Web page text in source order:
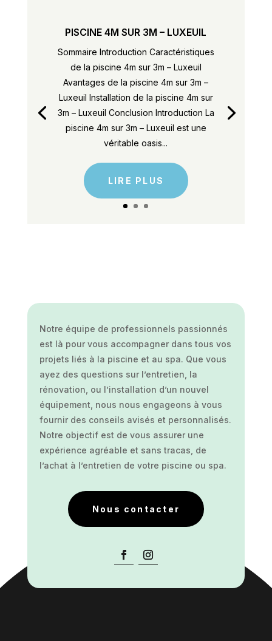
PISCINE 4M SUR 3M – LUXEUIL
Sommaire Introduction Caractéristiques
de la piscine 4m sur 3m – Luxeuil
Avantages de la piscine 4m sur 3m –
Luxeuil Installation de la piscine 4m sur
3m – Luxeuil Conclusion Introduction La
piscine 4m sur 3m – Luxeuil est une
véritable oasis...
LIRE PLUS
Notre équipe de professionnels passionnés
est là pour vous accompagner dans tous vos
projets liés à la piscine et au spa. Que vous
ayez des questions sur l’entretien, la
rénovation, ou l’installation d’un nouvel
équipement, nous nous engageons à vous
fournir des conseils avisés et personnalisés.
Notre objectif est de vous assurer une
expérience agréable et sans tracas, de
l’achat à l’entretien de votre piscine ou spa.
Nous contacter